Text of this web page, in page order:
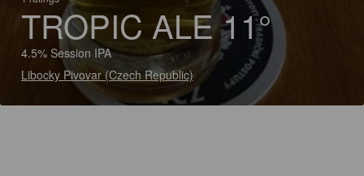
TROPIC ALE 11°
4.5% Session IPA
Libocky Pivovar (Czech Republic)